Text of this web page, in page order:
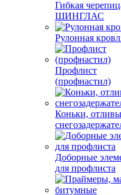
Гибкая
ШИНГЛАС
Рулонная
Профлист
(профнастил)
Коньки,
Доборные
для профлиста